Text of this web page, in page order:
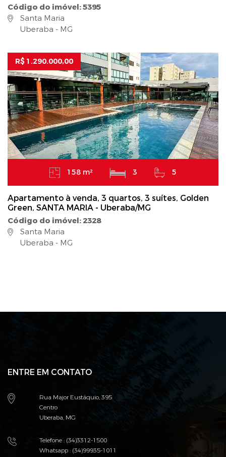
Código do imóvel: 5395
Santa Maria
Uberaba - MG
R$ 1.290.000,00
158 m² 3 5
Apartamento à venda, 3 quartos, 3 suítes, Golden
Green, SANTA MARIA - Uberaba/MG
Código do imóvel: 2328
Santa Maria
Uberaba - MG
ENTRE EM CONTATO
Rua Major Eustáquio, 395
Centro
Uberaba, MG
Telefone : (34)3312-1500
Whatsapp : (34)99935-1011